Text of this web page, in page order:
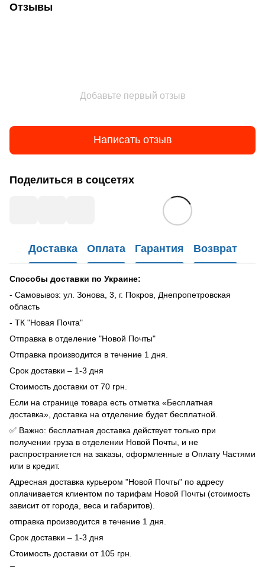
Отзывы
Добавьте первый отзыв
Написать отзыв
Поделиться в соцсетях
Доставка Оплата Гарантия Возврат
Способы доставки по Украине:
- Самовывоз: ул. Зонова, 3, г. Покров, Днепропетровская
область
- ТК "Новая Почта"
Отправка в отделение "Новой Почты"
Отправка производится в течение 1 дня.
Срок доставки – 1-3 дня
Стоимость доставки от 70 грн.
Если на странице товара есть отметка «Бесплатная
доставка», доставка на отделение будет бесплатной.
✅ Важно: бесплатная доставка действует только при
получении груза в отделении Новой Почты, и не
распространяется на заказы, оформленные в Оплату Частями
или в кредит.
Адресная доставка курьером "Новой Почты" по адресу
оплачивается клиентом по тарифам Новой Почты (стоимость
зависит от города, веса и габаритов).
отправка производится в течение 1 дня.
Срок доставки – 1-3 дня
Стоимость доставки от 105 грн.